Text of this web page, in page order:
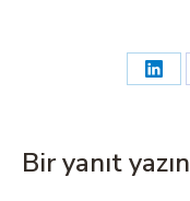
Bir yanıt yazın